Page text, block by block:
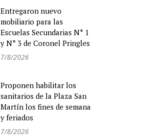
Entregaron nuevo
mobiliario para las
Escuelas Secundarias N° 1
y N° 3 de Coronel Pringles
7/8/2026
Proponen habilitar los
sanitarios de la Plaza San
Martín los fines de semana
y feriados
7/8/2026